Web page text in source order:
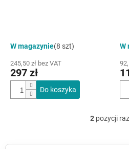
W magazynie(8 szt)
245,50 zł bez VAT
297 zł
Do koszyka
W
K
n
2 pozycji